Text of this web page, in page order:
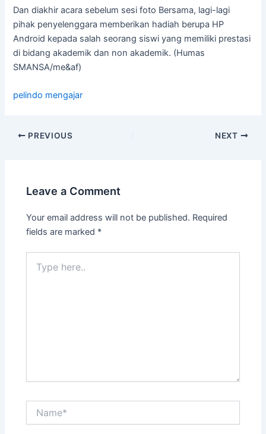
Dan diakhir acara sebelum sesi foto Bersama, lagi-lagi
pihak penyelenggara memberikan hadiah berupa HP
Android kepada salah seorang siswi yang memiliki prestasi
di bidang akademik dan non akademik. (Humas
SMANSA/me&af)
pelindo mengajar
PREVIOUS NEXT
Leave a Comment
Your email address will not be published. Required
fields are marked *
here..